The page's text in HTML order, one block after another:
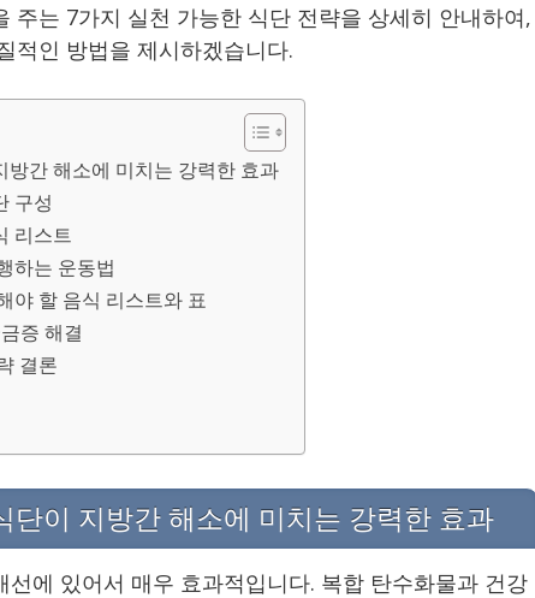
주는 7가지 실천 가능한 식단 전략을 상세히 안내하여,
적인 방법을 제시하겠습니다.
간 해소에 미치는 강력한 효과
구성
리스트
하는 운동법
야 할 음식 리스트와 표
증 해결
결론
단이 지방간 해소에 미치는 강력한 효과
에 있어서 매우 효과적입니다. 복합 탄수화물과 건강